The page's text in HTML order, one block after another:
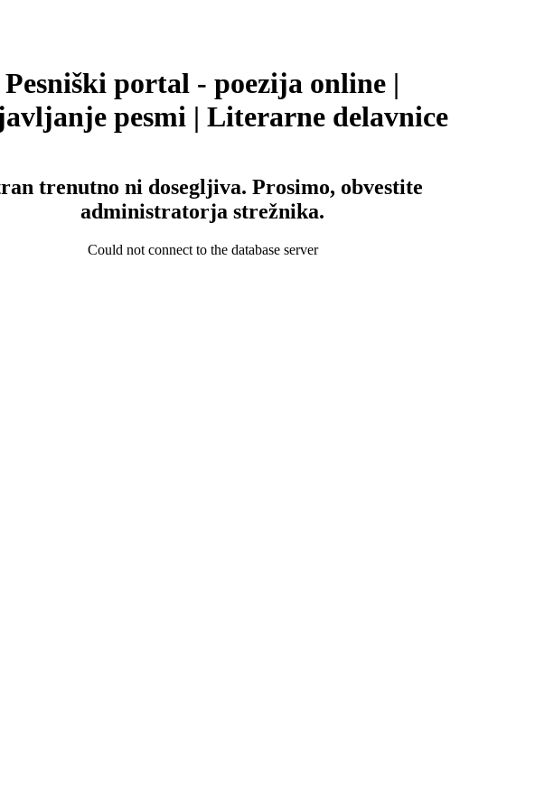
Pesniški portal - poezija online |
pesmi | Literarne delavnice
trenutno ni dosegljiva. Prosimo, obvestite
administratorja strežnika.
Could not connect to the database server